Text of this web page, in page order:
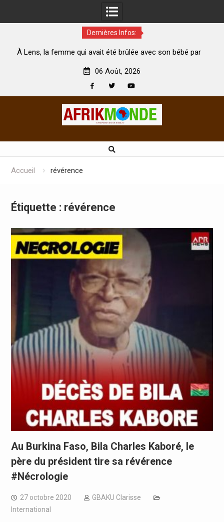
Dernières Infos:
été brûlée avec son bébé par
Coopération: Le ministre
06 Août, 2026
Accueil révérence
Étiquette : révérence
Au Burkina Faso, Bila Charles Kaboré, le
père du président tire sa révérence
#Nécrologie
27 octobre 2020
GBAKU Clarisse
International